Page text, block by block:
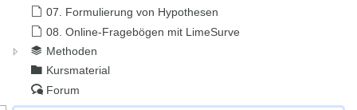
07. Formulierung von Hypothesen
08. Online-Fragebögen mit LimeSurve
Methoden
Kursmaterial
Forum